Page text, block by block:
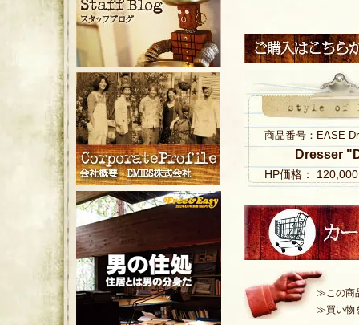
商品番号：EASE-
Dresser
HP価格：
≫この商
≫買い物